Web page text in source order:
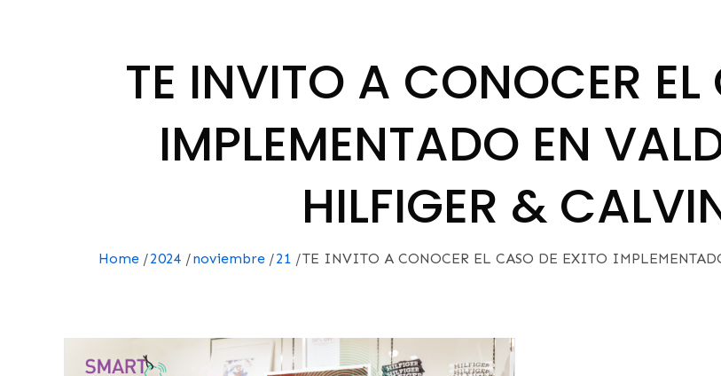
TE INVITO A CONOCER
IMPLEMENTADO EN
HILFIGER &
Home 2024 noviembre 21 TE INVITO A CONOCER EL CASO DE EXITO